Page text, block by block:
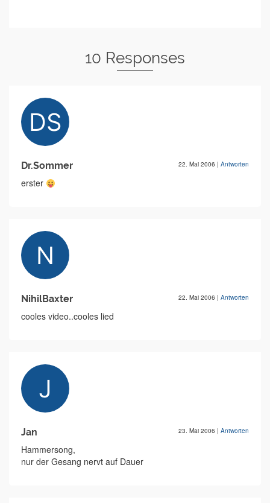
10 Responses
Dr.Sommer 22. Mai 2006 | Antworten
erster
NihilBaxter 22. Mai 2006 | Antworten
cooles video..cooles lied
Jan 23. Mai 2006 | Antworten
Hammersong,
nur der Gesang nervt auf Dauer